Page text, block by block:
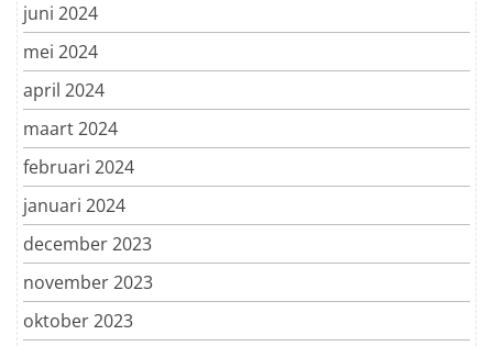
juni 2024
mei 2024
april 2024
maart 2024
februari 2024
januari 2024
december 2023
november 2023
oktober 2023